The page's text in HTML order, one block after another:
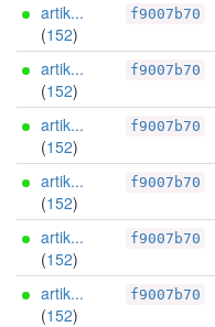
artik...
(152)
f9007b70
artik...
(152)
f9007b70
artik...
(152)
f9007b70
artik...
(152)
f9007b70
artik...
(152)
f9007b70
artik...
(152)
f9007b70